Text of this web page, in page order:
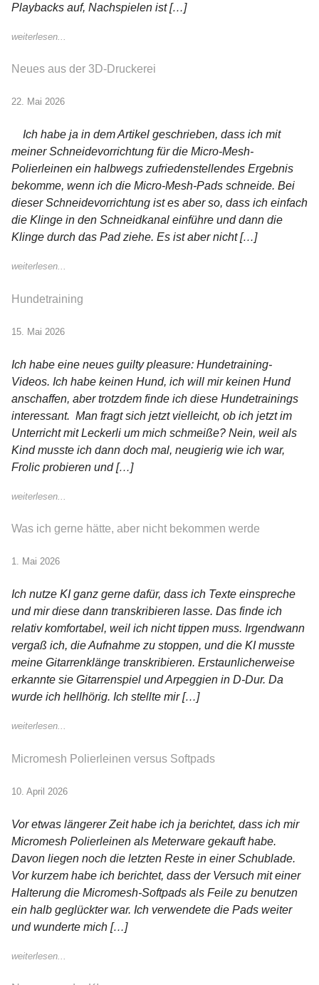
Playbacks auf, Nachspielen ist […]
weiterlesen...
Neues aus der 3D-Druckerei
22. Mai 2026
Ich habe ja in dem Artikel geschrieben, dass ich mit
meiner Schneidevorrichtung für die Micro-Mesh-
Polierleinen ein halbwegs zufriedenstellendes Ergebnis
bekomme, wenn ich die Micro-Mesh-Pads schneide. Bei
dieser Schneidevorrichtung ist es aber so, dass ich einfach
die Klinge in den Schneidkanal einführe und dann die
Klinge durch das Pad ziehe. Es ist aber nicht […]
weiterlesen...
Hundetraining
15. Mai 2026
Ich habe eine neues guilty pleasure: Hundetraining-
Videos. Ich habe keinen Hund, ich will mir keinen Hund
anschaffen, aber trotzdem finde ich diese Hundetrainings
interessant. Man fragt sich jetzt vielleicht, ob ich jetzt im
Unterricht mit Leckerli um mich schmeiße? Nein, weil als
Kind musste ich dann doch mal, neugierig wie ich war,
Frolic probieren und […]
weiterlesen...
Was ich gerne hätte, aber nicht bekommen werde
1. Mai 2026
Ich nutze KI ganz gerne dafür, dass ich Texte einspreche
und mir diese dann transkribieren lasse. Das finde ich
relativ komfortabel, weil ich nicht tippen muss. Irgendwann
vergaß ich, die Aufnahme zu stoppen, und die KI musste
meine Gitarrenklänge transkribieren. Erstaunlicherweise
erkannte sie Gitarrenspiel und Arpeggien in D-Dur. Da
wurde ich hellhörig. Ich stellte mir […]
weiterlesen...
Micromesh Polierleinen versus Softpads
10. April 2026
Vor etwas längerer Zeit habe ich ja berichtet, dass ich mir
Micromesh Polierleinen als Meterware gekauft habe.
Davon liegen noch die letzten Reste in einer Schublade.
Vor kurzem habe ich berichtet, dass der Versuch mit einer
Halterung die Micromesh-Softpads als Feile zu benutzen
ein halb geglückter war. Ich verwendete die Pads weiter
und wunderte mich […]
weiterlesen...